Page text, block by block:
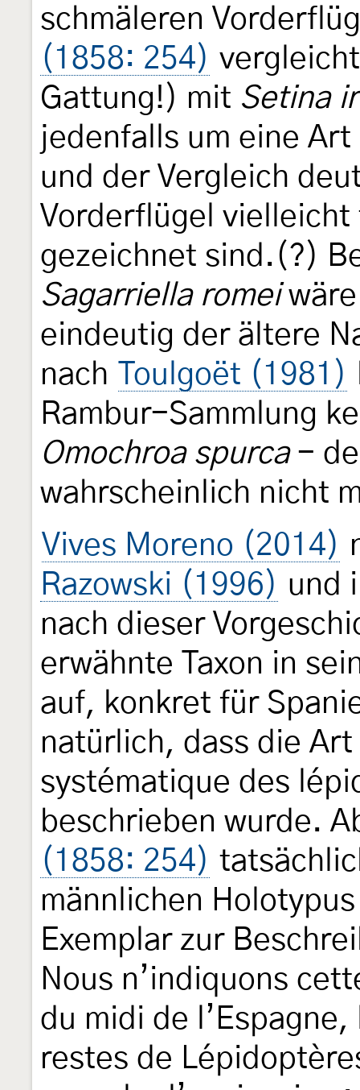
schmäleren
(1858: 254)
Gattung!) mit Setina
jedenfalls um eine
und der Vergleich
Vorderflügel
gezeichnet sind.(?)
Sagarriella romei
eindeutig der ältere
nach
Toulgoët (1981)
Rambur-Sammlung
Omochroa spurca-
wahrscheinlich nicht
Vives Moreno (2014)
Razowski (1996) und
nach dieser
erwähnte Taxon in
auf, konkret für
natürlich, dass die Art
systématique des
beschrieben wurde.
(1858: 254)
männlichen
Exemplar zur
Nous n’indiquons
du midi de
restes de